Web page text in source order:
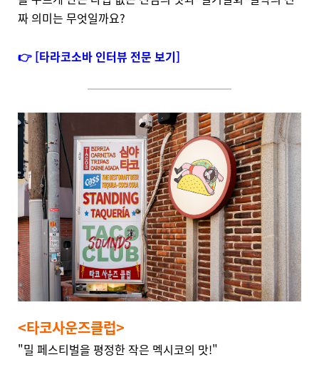
짜 의미는 무엇일까요?
👉 [타라코소바 인터뷰 전문 보기]
<타코사운즈클럽>
"밀 페스티벌을 평정한 작은 멕시코의 맛!"